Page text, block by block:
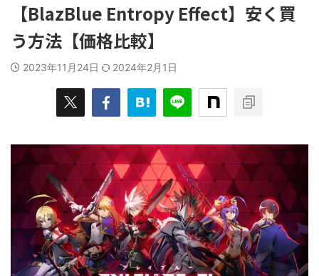
【BlazBlue Entropy Effect】安く買
う方法【価格比較】
2023年11月24日 2024年2月1日